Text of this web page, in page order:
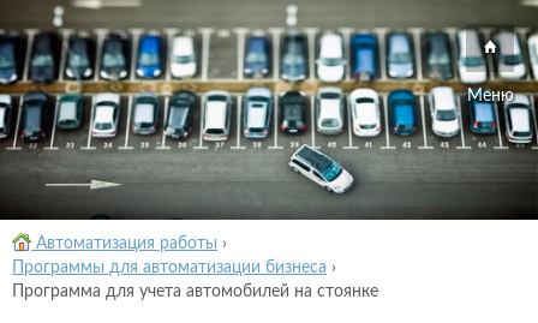
Меню
Автоматизация работы ›
Программы для автоматизации бизнеса ›
Программа для учета автомобилей на стоянке